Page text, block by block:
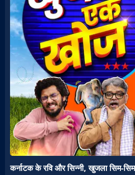
कर्नाटक के रवि और सिन्नी, खुजला सिम-